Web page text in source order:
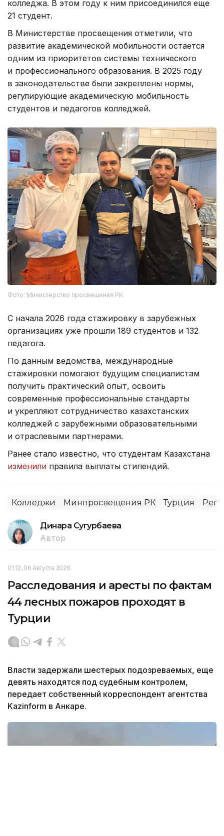
колледжа. В этом году к ним присоединился еще
21 студент.
В Министерстве просвещения отметили, что
развитие академической мобильности остается
одним из приоритетов системы технического
и профессионального образования. В 2025 году
в законодательстве были закреплены нормы,
регулирующие академическую мобильность
студентов и педагогов колледжей.
Фото: Министерство просвещения РК
С начала 2026 года стажировку в зарубежных
организациях уже прошли 189 студентов и 132
педагога.
По данным ведомства, международные
стажировки помогают будущим специалистам
получить практический опыт, освоить
современные профессиональные стандарты
и укрепляют сотрудничество казахстанских
колледжей с зарубежными образовательными
и отраслевыми партнерами.
Ранее стало известно, что студентам Казахстана
изменили правила выплаты стипендий.
Колледжи Минпросвещения РК Турция
Динара Сугурбаева
Автор
01:12, 06 Августа 2026
Расследования и аресты по фактам
44 лесных пожаров проходят в
Турции
Власти задержали шестерых подозреваемых, еще
девять находятся под судебным контролем,
передает собственный корреспондент агентства
Kazinform в Анкаре.